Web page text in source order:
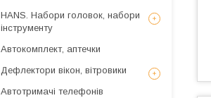
HANS. Набори головок, набори
інструменту
Автокомплект, аптечки
Дефлектори вікон, вітровики
Автотримачі телефонів